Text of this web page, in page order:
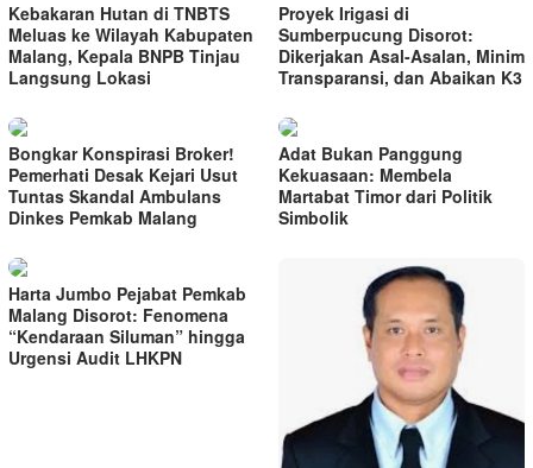
Kebakaran Hutan di TNBTS
Meluas ke Wilayah Kabupaten
Malang, Kepala BNPB Tinjau
Langsung Lokasi
Proyek Irigasi di
Sumberpucung Disorot:
Dikerjakan Asal-Asalan, Minim
Transparansi, dan Abaikan K3
Bongkar Konspirasi Broker!
Pemerhati Desak Kejari Usut
Tuntas Skandal Ambulans
Dinkes Pemkab Malang
Adat Bukan Panggung
Kekuasaan: Membela
Martabat Timor dari Politik
Simbolik
Harta Jumbo Pejabat Pemkab
Malang Disorot: Fenomena
“Kendaraan Siluman” hingga
Urgensi Audit LHKPN